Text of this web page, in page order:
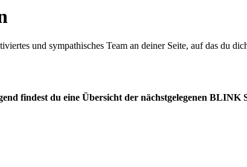
und sympathisches Team an deiner Seite, auf das du
findest du eine Übersicht der nächstgelegenen BLINK